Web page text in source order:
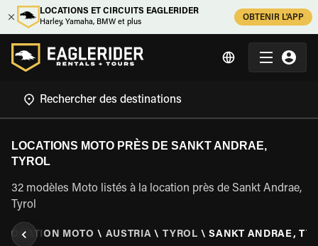
LOCATIONS ET CIRCUITS EAGLERIDER
Harley, Yamaha, BMW et plus
OBTENIR L'APP
LOCATIONS MOTO PRÈS DE SANKT ANDRAE,
TYROL
32 modèles Moto listés à la location près de Sankt Andrae,
Tyrol
LOCATION MOTO \ AUSTRIA \ TYROL \ SANKT ANDRAE,